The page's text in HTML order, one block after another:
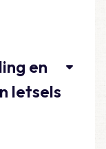
en
letsels